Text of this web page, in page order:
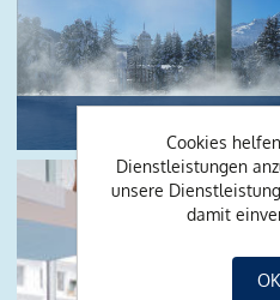
Cookies
Dienstleistungen
unsere
damit
OK